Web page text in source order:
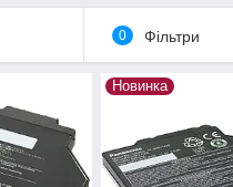
0 Фільтри
Новинка